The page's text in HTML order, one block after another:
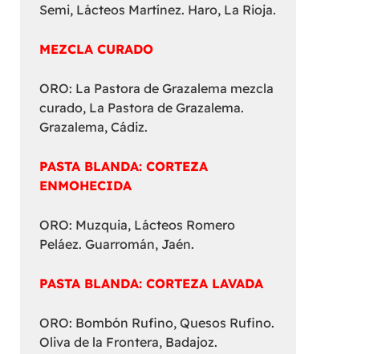
Semi, Lácteos Martínez. Haro, La Rioja.
MEZCLA CURADO
ORO: La Pastora de Grazalema mezcla
curado, La Pastora de Grazalema.
Grazalema, Cádiz.
PASTA BLANDA: CORTEZA
ENMOHECIDA
ORO: Muzquia, Lácteos Romero
Peláez. Guarromán, Jaén.
PASTA BLANDA: CORTEZA LAVADA
ORO: Bombón Rufino, Quesos Rufino.
Oliva de la Frontera, Badajoz.